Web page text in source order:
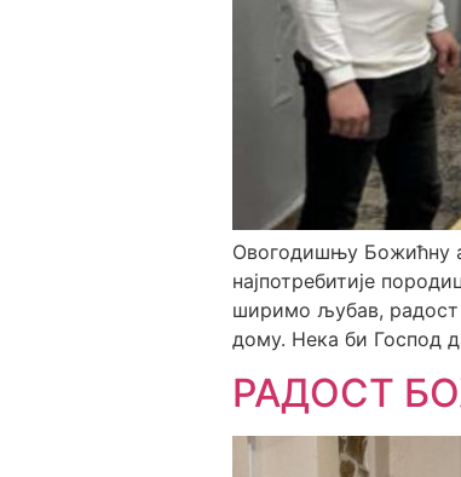
Овогодишњу Божићну
најпотребитије
ширимо љубав, радост
дому. Нека би Господ
РАДОСТ